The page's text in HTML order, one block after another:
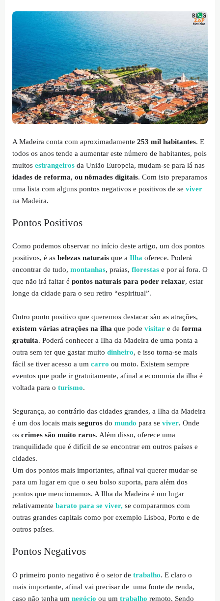
A Madeira conta com aproximadamente 253 mil habitantes. E
todos os anos tende a aumentar este número de habitantes, pois
muitos estrangeiros da União Europeia, mudam-se para lá nas
idades de reforma, ou nômades digitais. Com isto preparamos
uma lista com alguns pontos negativos e positivos de se viver
na Madeira.
Pontos Positivos
Como podemos observar no início deste artigo, um dos pontos
positivos, é as belezas naturais que a Ilha oferece. Poderá
encontrar de tudo, montanhas, praias, florestas e por aí fora. O
que não irá faltar é pontos naturais para poder relaxar, estar
longe da cidade para o seu retiro “espiritual”.
Outro ponto positivo que queremos destacar são as atrações,
existem várias atrações na ilha que pode visitar e de forma
gratuita. Poderá conhecer a Ilha da Madeira de uma ponta a
outra sem ter que gastar muito dinheiro, e isso torna-se mais
fácil se tiver acesso a um carro ou moto. Existem sempre
eventos que pode ir gratuitamente, afinal a economia da ilha é
voltada para o turismo.
Segurança, ao contrário das cidades grandes, a Ilha da Madeira
é um dos locais mais seguros do mundo para se viver. Onde
os crimes são muito raros. Além disso, oferece uma
tranquilidade que é difícil de se encontrar em outros países e
cidades.
Um dos pontos mais importantes, afinal vai querer mudar-se
para um lugar em que o seu bolso suporta, para além dos
pontos que mencionamos. A Ilha da Madeira é um lugar
relativamente barato para se viver, se compararmos com
outras grandes capitais como por exemplo Lisboa, Porto e de
outros países.
Pontos Negativos
O primeiro ponto negativo é o setor de trabalho. E claro o
mais importante, afinal vai precisar de uma fonte de renda,
caso não tenha um negócio ou um trabalho remoto. Sendo